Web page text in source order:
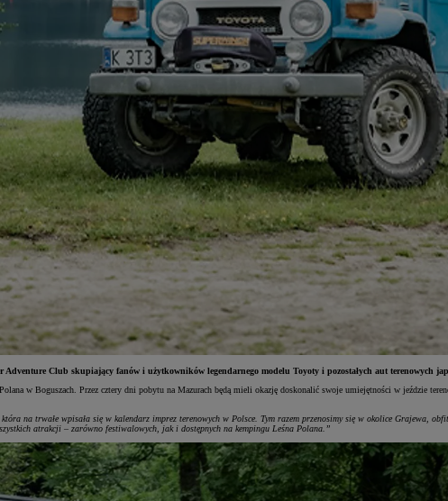
Club skupiający fanów i użytkowników legendarnego modelu Toyoty i pozostałych aut terenowych
w Boguszach. Przez cztery dni pobytu na Mazurach będą mieli okazję doskonalić swoje umiejętności w jeździe
na trwałe wpisała się w kalendarz imprez terenowych w Polsce. Tym razem przenosimy się w okolice Grajewa,
atrakcji – zarówno festiwalowych, jak i dostępnych na kempingu Leśna Polana.”